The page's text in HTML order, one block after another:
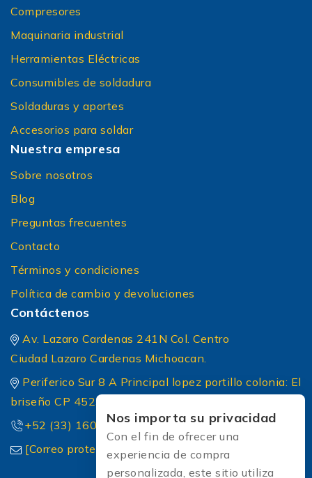
Compresores
Maquinaria industrial
Herramientas Eléctricas
Consumibles de soldadura
Soldaduras y aportes
Accesorios para soldar
Nuestra empresa
Sobre nosotros
Blog
Preguntas frecuentes
Contacto
Términos y condiciones
Política de cambio y devoluciones
Contáctenos
Av. Lazaro Cardenas 241N Col. Centro
Ciudad Lazaro Cardenas Michoacan.
Periferico Sur 8 A Principal lopez portillo colonia: El
briseño CP 45236 Zapopan Jalisco
+52 (33) 1604 5032
[Correo protected]
Nos importa su privacidad
Con el fin de ofrecer una
experiencia de compra
personalizada, este sitio utiliza